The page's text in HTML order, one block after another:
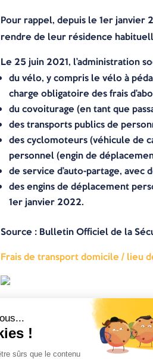
Pour rappel, depuis le 1er janvier
rendre de leur résidence
Le 25 juin 2021, l’administration
du vélo, y compris le vélo à
charge obligatoire des frais
du covoiturage (en tant que
des transports publics de
des cyclomoteurs (véhicule de
personnel (engin de
de service d’auto-partage,
des engins de déplacement
1er janvier 2022.
Source : Bulletin Officiel de la
Frais de transport domicile / lieu